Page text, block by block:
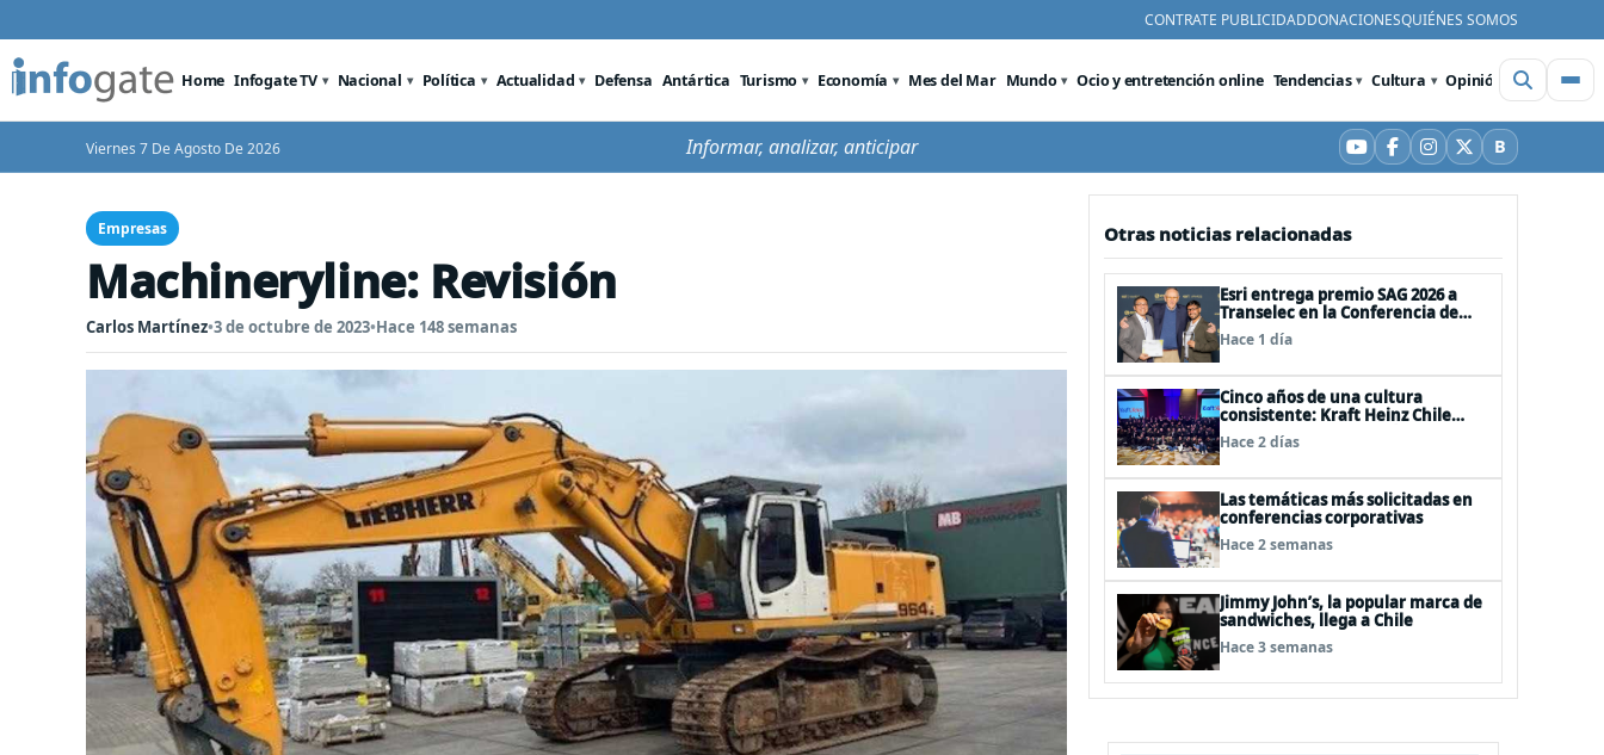
CONTRATE PUBLICIDADDONACIONESQUIÉNES SOMOS
Home Infogate TV Nacional Política Actualidad Defensa Antártica Turismo Economía Mes del Mar Mundo Ocio y entretención online Tendencias Cultura Opinión Videos
Viernes 7 De Agosto De 2026 Informar, analizar, anticipar YouTube
Facebook
Instagram
X BBluesky
Empresas
Machineryline: Revisión
Carlos Martínez•3 de octubre de 2023•Hace 148 semanas
Otras noticias relacionadas
Esri entrega premio SAG 2026 a
Transelec en la Conferencia de
Usuarios en San Diego, Estados
Unidos
Hace 1 día
Cinco años de una cultura
consistente: Kraft Heinz Chile
renueva su certificación Great
Place to Work
Hace 2 días
Las temáticas más solicitadas en
conferencias corporativas
Hace 2 semanas
Jimmy John’s, la popular marca de
sandwiches, llega a Chile
Hace 3 semanas